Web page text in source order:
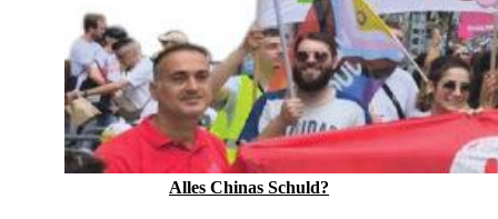
Alles Chinas Schuld?